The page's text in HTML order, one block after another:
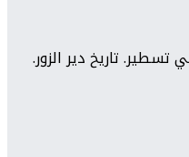
تاريخ دير الزور.